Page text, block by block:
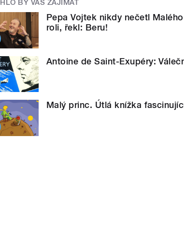
BY VÁS ZAJÍMAT
Pepa Vojtek nikdy nečetl
roli, řekl: Beru!
Antoine de Saint-Exupéry:
Malý princ. Útlá knížka